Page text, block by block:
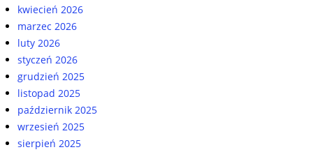
kwiecień 2026
marzec 2026
luty 2026
styczeń 2026
grudzień 2025
listopad 2025
październik 2025
wrzesień 2025
sierpień 2025